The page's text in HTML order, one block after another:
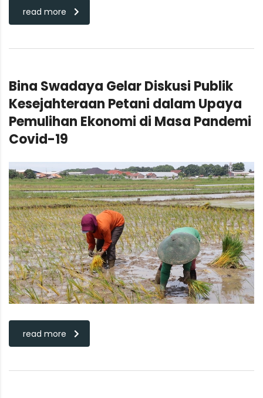
read more
Bina Swadaya Gelar Diskusi Publik
Kesejahteraan Petani dalam Upaya
Pemulihan Ekonomi di Masa Pandemi
Covid-19
read more